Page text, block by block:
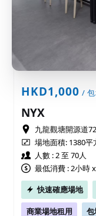
HKD1,000 /
NYX
九龍觀塘開源道
場地面積: 1380平
人數 : 2 至 70人
最低消費 : 2小時
快速確應場地
商業場地租用 包